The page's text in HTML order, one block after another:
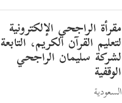
مقرأة الراجحي الإلكترونية
لتعليم القرآن الكريم، التابعة
لشركة سليمان الراجحي
الوقفية
السعودية